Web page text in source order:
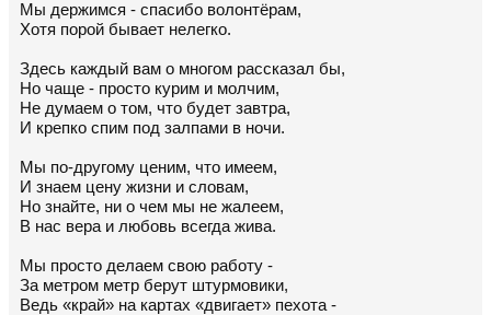
Мы держимся - спасибо волонтёрам,
Хотя порой бывает нелегко.
Здесь каждый вам о многом рассказал бы,
Но чаще - просто курим и молчим,
Не думаем о том, что будет завтра,
И крепко спим под залпами в ночи.
Мы по-другому ценим, что имеем,
И знаем цену жизни и словам,
Но знайте, ни о чем мы не жалеем,
В нас вера и любовь всегда жива.
Мы просто делаем свою работу -
За метром метр берут штурмовики,
Ведь «край» на картах «двигает» пехота -